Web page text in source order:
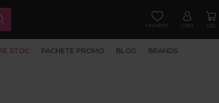
FAVORITE CONT COS
STOC PACHETE PROMO BLOG BRANDS